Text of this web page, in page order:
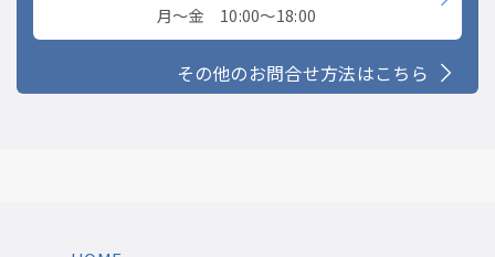
月〜金 10:00〜18:00
その他のお問合せ方法はこちら